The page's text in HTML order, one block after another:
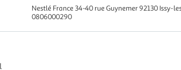
Nestlé France 34-40 rue Guynemer 92130 Issy-
0806000290